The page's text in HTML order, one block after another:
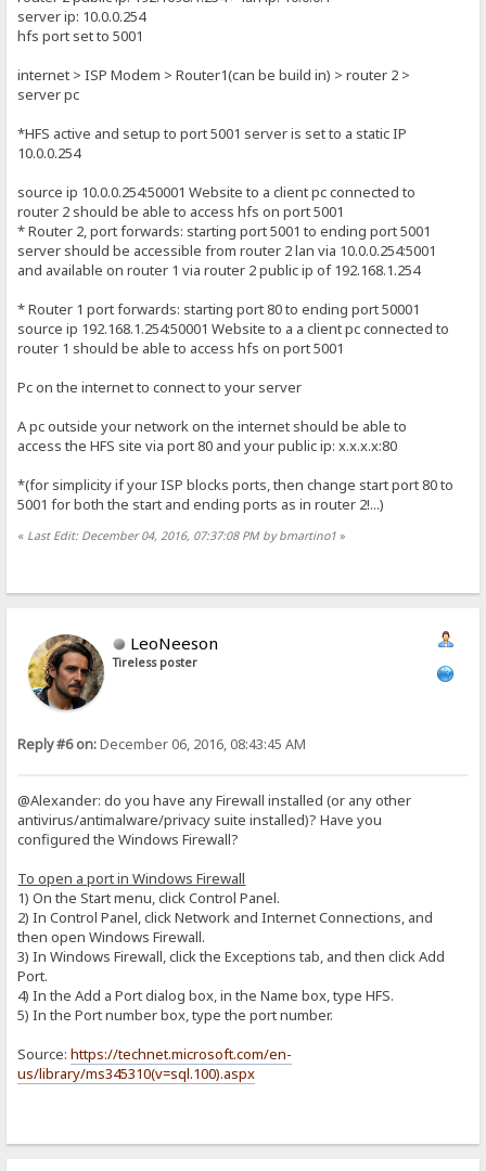
server ip: 10.0.0.254
hfs port set to 5001
internet > ISP Modem > Router1(can be build in) > router 2 >
server pc
*HFS active and setup to port 5001 server is set to a static IP
10.0.0.254
source ip 10.0.0.254:50001 Website to a client pc connected to
router 2 should be able to access hfs on port 5001
* Router 2, port forwards: starting port 5001 to ending port 5001
server should be accessible from router 2 lan via 10.0.0.254:5001
and available on router 1 via router 2 public ip of 192.168.1.254
* Router 1 port forwards: starting port 80 to ending port 50001
source ip 192.168.1.254:50001 Website to a a client pc connected to
router 1 should be able to access hfs on port 5001
Pc on the internet to connect to your server
A pc outside your network on the internet should be able to
access the HFS site via port 80 and your public ip: x.x.x.x:80
*(for simplicity if your ISP blocks ports, then change start port 80 to
5001 for both the start and ending ports as in router 2!...)
« Last Edit: December 04, 2016, 07:37:08 PM by bmartino1 »
LeoNeeson
Tireless poster
Reply #6 on:December 06, 2016, 08:43:45 AM
@Alexander: do you have any Firewall installed (or any other
antivirus/antimalware/privacy suite installed)? Have you
configured the Windows Firewall?
To open a port in Windows Firewall
1) On the Start menu, click Control Panel.
2) In Control Panel, click Network and Internet Connections, and
then open Windows Firewall.
3) In Windows Firewall, click the Exceptions tab, and then click Add
Port.
4) In the Add a Port dialog box, in the Name box, type HFS.
5) In the Port number box, type the port number.
Source:https://technet.microsoft.com/en-
us/library/ms345310(v=sql.100).aspx